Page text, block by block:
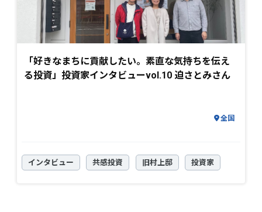
「好きなまちに貢献したい。素直な気持ちを伝え
る投資」投資家インタビューvol.10 迫さとみさん
全国
インタビュー 共感投資 旧村上邸 投資家